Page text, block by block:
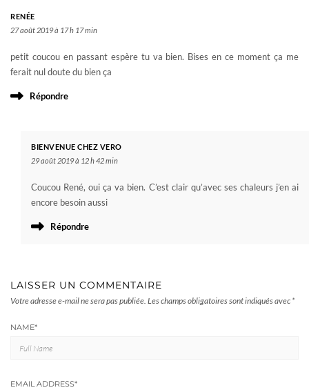
RENÉE
27 août 2019 à 17 h 17 min
petit coucou en passant espère tu va bien. Bises en ce moment ça me
ferait nul doute du bien ça
Répondre
BIENVENUE CHEZ VERO
29 août 2019 à 12 h 42 min
Coucou René, oui ça va bien. C’est clair qu’avec ses chaleurs j’en ai
encore besoin aussi
Répondre
LAISSER UN COMMENTAIRE
Votre adresse e-mail ne sera pas publiée. Les champs obligatoires sont indiqués avec *
NAME*
EMAIL ADDRESS*